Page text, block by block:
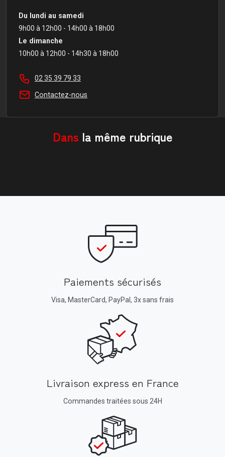
Du lundi au samedi
9h00 à 12h00 - 14h00 à 18h00
Le dimanche
10h00 à 12h00 - 14h30 à 18h00
02 35 39 79 33
Contactez-nous
Dans la même rubrique
Paiements sécurisés
Visa, MasterCard, PayPal, 3x sans frais
Livraison express en France
Commandes traitées sous 24H